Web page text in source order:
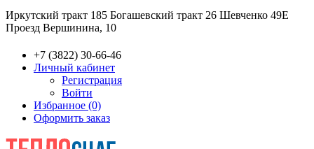
Иркутский тракт 185 Богашевский тракт 26 Шевченко 49Е
Проезд Вершинина, 10
+7 (3822) 30-66-46
Личный кабинет
Регистрация
Войти
Избранное (0)
Оформить заказ